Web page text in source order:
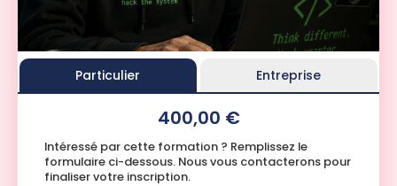
Particulier Entreprise
400,00 €
Intéressé par cette formation ? Remplissez le
formulaire ci-dessous. Nous vous contacterons pour
finaliser votre inscription.